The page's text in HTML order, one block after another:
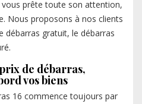
prête toute son attention,
Nous proposons à nos clients
débarras gratuit, le débarras
de débarras,
vos biens
16 commence toujours par